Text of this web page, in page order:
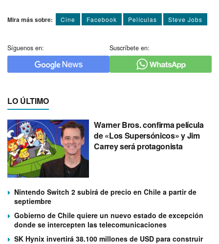
Mira más sobre: Cine Facebook Pelí­culas Steve Jobs
Síguenos en: Suscríbete en:
LO ÚLTIMO
Warner Bros. confirma película
de «Los Supersónicos» y Jim
Carrey será protagonista
Nintendo Switch 2 subirá de precio en Chile a partir de
septiembre
Gobierno de Chile quiere un nuevo estado de excepción
donde se intercepten las telecomunicaciones
SK Hynix invertirá 38.100 millones de USD para construir